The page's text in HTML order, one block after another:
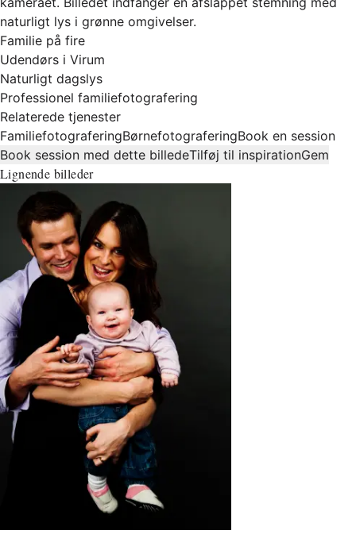
naturligt lys i grønne omgivelser.
Familie på fire
Udendørs i Virum
Naturligt dagslys
Professionel familiefotografering
Relaterede tjenester
FamiliefotograferingBørnefotograferingBook en session
Book session med dette billedeTilføj til inspirationGem
Lignende billeder